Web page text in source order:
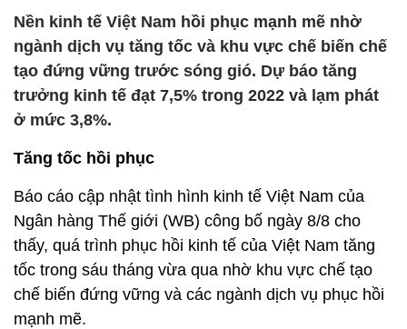
Nền kinh tế Việt Nam hồi phục mạnh mẽ nhờ
ngành dịch vụ tăng tốc và khu vực chế biến chế
tạo đứng vững trước sóng gió. Dự báo tăng
trưởng kinh tế đạt 7,5% trong 2022 và lạm phát
ở mức 3,8%.
Tăng tốc hồi phục
Báo cáo cập nhật tình hình kinh tế Việt Nam của
Ngân hàng Thế giới (WB) công bố ngày 8/8 cho
thấy, quá trình phục hồi kinh tế của Việt Nam tăng
tốc trong sáu tháng vừa qua nhờ khu vực chế tạo
chế biến đứng vững và các ngành dịch vụ phục hồi
mạnh mẽ.